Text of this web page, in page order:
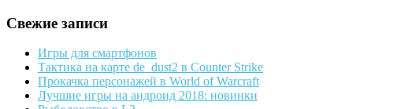
Свежие записи
Игры для смартфонов
Тактика на карте de_dust2 в Counter Strike
Прокачка персонажей в World of Warcraft
Лучшие игры на андроид 2018: новинки